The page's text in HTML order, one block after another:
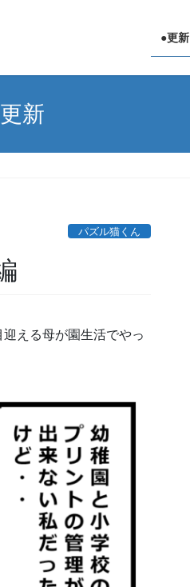
●更新
更新
パズル猫くん
える母が園生活でやっ